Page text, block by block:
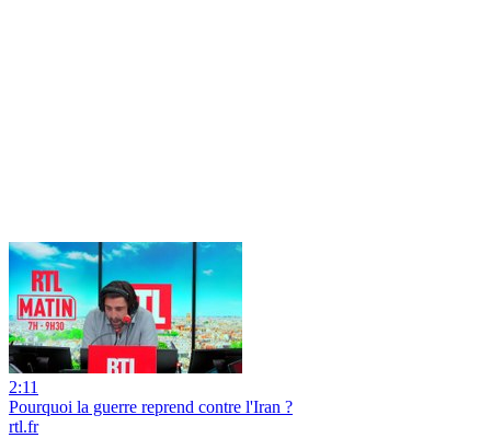
2:11
Pourquoi la guerre reprend contre l'Iran ?
rtl.fr